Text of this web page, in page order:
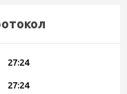
27:24
27:24